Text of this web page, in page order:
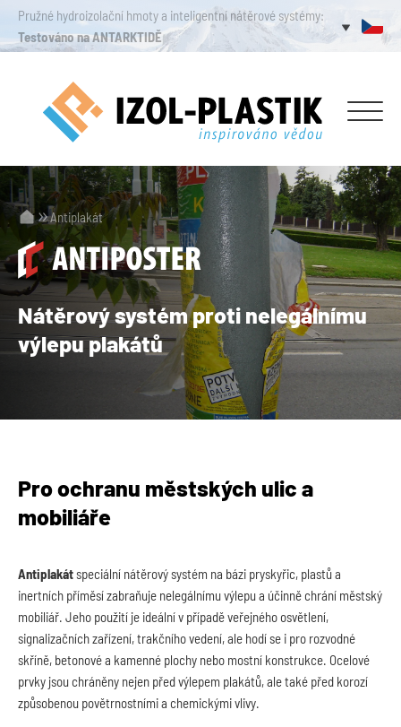
Pružné hydroizolační hmoty a inteligentní nátěrové systémy:
Testováno na ANTARKTIDĚ
Antiplakát
Nátěrový systémproti nelegálnímu
výlepu plakátů
Pro ochranu městských ulic a
mobiliáře
Antiplakátspeciální nátěrový systém na bázi pryskyřic, plastů a
inertních příměsí zabraňuje nelegálnímu výlepu a účinně chrání městský
mobiliář. Jeho použití je ideální v případě veřejného osvětlení,
signalizačních zařízení, trakčního vedení, ale hodí se i pro rozvodné
skříně, betonové a kamenné plochy nebo mostní konstrukce. Ocelové
prvky jsou chráněny nejen před výlepem plakátů, ale také před korozí
způsobenou povětrnostními a chemickými vlivy.